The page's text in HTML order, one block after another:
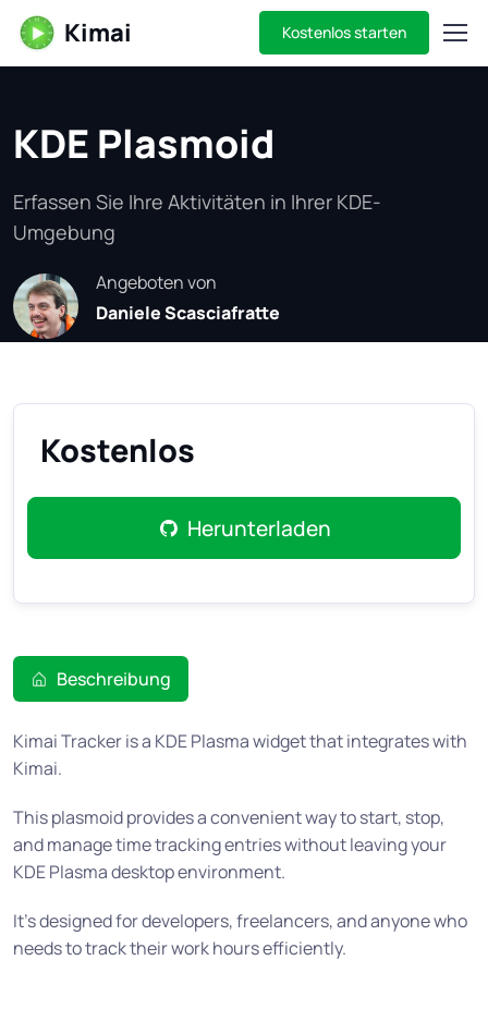
Kimai Kostenlos starten
KDE Plasmoid
Erfassen Sie Ihre Aktivitäten in Ihrer KDE-
Umgebung
Angeboten von
Daniele Scasciafratte
Kostenlos
Herunterladen
Beschreibung
Kimai Tracker is a KDE Plasma widget that integrates with
Kimai.
This plasmoid provides a convenient way to start, stop,
and manage time tracking entries without leaving your
KDE Plasma desktop environment.
It’s designed for developers, freelancers, and anyone who
needs to track their work hours efficiently.